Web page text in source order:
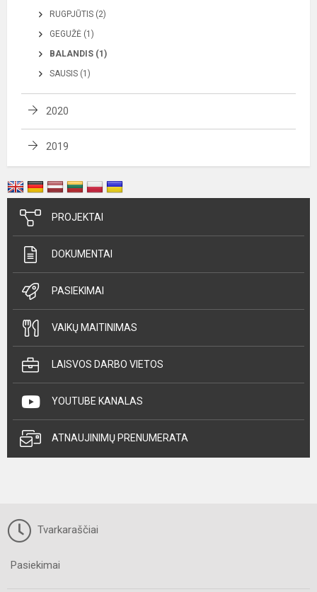
RUGPJŪTIS (2)
GEGUŽĖ (1)
BALANDIS (1)
SAUSIS (1)
2020
2019
PROJEKTAI
DOKUMENTAI
PASIEKIMAI
VAIKŲ MAITINIMAS
LAISVOS DARBO VIETOS
YOUTUBE KANALAS
ATNAUJINIMŲ PRENUMERATA
Tvarkaraščiai
Pasiekimai